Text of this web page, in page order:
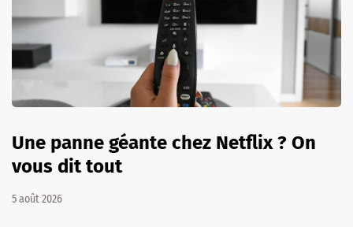
Une panne géante chez Netflix ? On
vous dit tout
5 août 2026